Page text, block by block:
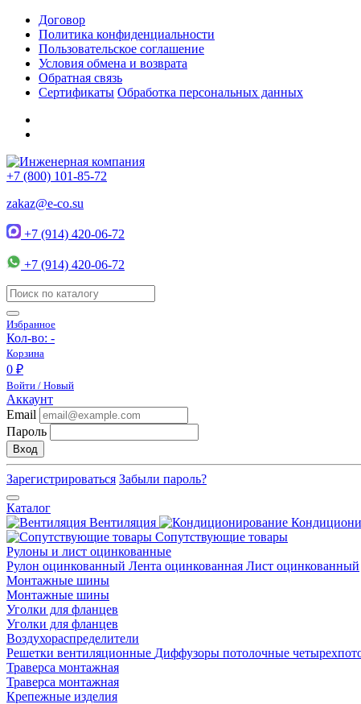
Договор
Политика конфиденциальности
Пользовательское соглашение
Условия обмена и возврата
Обратная связь
Сертификаты Обработка персональных данных
+7 (800) 101-85-72
zakaz@e-co.su
+7 (914) 420-06-72
+7 (914) 420-06-72
Избранное
Кол-во: -
Корзина
0 ₽
Войти / Новый
Аккаунт
Email
Пароль
Вход
Зарегистрироваться Забыли пароль?
Каталог
Вентиляция
Сопутствующие товары
Рулоны и лист оцинкованные
Рулон оцинкованный Лента оцинкованная Лист оцинкованный
Монтажные шины
Монтажные шины
Уголки для фланцев
Уголки для фланцев
Воздухораспределители
Решетки вентиляционные Диффузоры потолочные
Траверса монтажная
Траверса монтажная
Крепежные изделия